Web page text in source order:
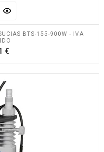
BTS-155-900W - IVA
€Precio